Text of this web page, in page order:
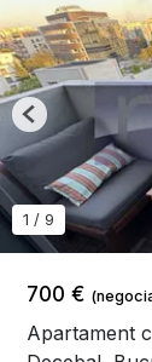
700 €
Apartament
1 / 9
Previous